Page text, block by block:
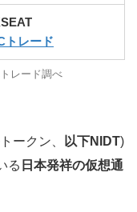
トレード
レード調べ
ークン、 以下NIDT)
る 日本発祥の仮想通